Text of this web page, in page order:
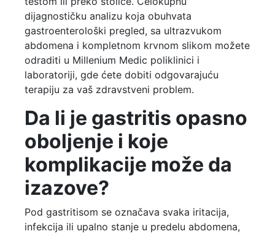
dijagnostičku analizu koja obuhvata
gastroenterološki pregled, sa ultrazvukom
abdomena i kompletnom krvnom slikom možete
odraditi u Millenium Medic poliklinici i
laboratoriji, gde ćete dobiti odgovarajuću
terapiju za vaš zdravstveni problem.
Da li je gastritis opasno
oboljenje i koje
komplikacije može da
izazove?
Pod gastritisom se označava svaka iritacija,
infekcija ili upalno stanje u predelu abdomena,